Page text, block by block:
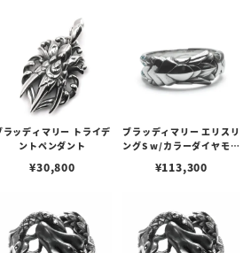
ラッディマリー トライデ
ントペンダント
¥30,800
ブラッディマリー エリスリ
ングS w/カラーダイヤモン
¥113,300